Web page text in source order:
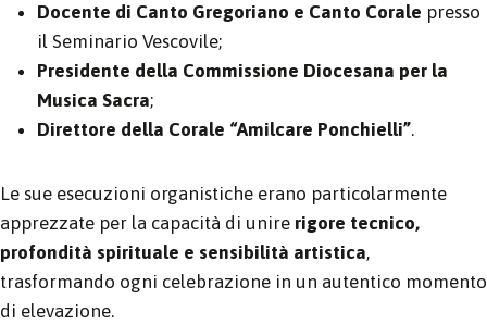
Docente di Canto Gregoriano e Canto Corale presso
il Seminario Vescovile;
Presidente della Commissione Diocesana per la
Musica Sacra;
Direttore della Corale “Amilcare Ponchielli”.
Le sue esecuzioni organistiche erano particolarmente
apprezzate per la capacità di unire rigore tecnico,
profondità spirituale e sensibilità artistica,
trasformando ogni celebrazione in un autentico momento
di elevazione.